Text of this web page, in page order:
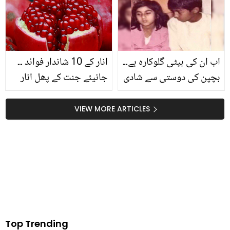
گر گیا، ویڈیو وائرل
کر اٹھا
انار کے 10 شاندار فوائد ۔۔
جانیئے جنت کے پھل انار
کی زندگی بدل سکتے ہیں
اب ان کی بیٹی گلوکارہ ہے۔۔
بچپن کی دوستی سے شادی
شخصیت اور ان کی اہلیہ
کو پہچان سکتے ہیں؟
VIEW MORE ARTICLES
Top Trending